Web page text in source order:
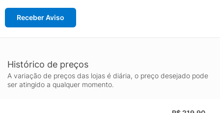
Receber Aviso
Histórico de preços
A variação de preços das lojas é diária, o preço desejado pode
ser atingido a qualquer momento.